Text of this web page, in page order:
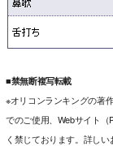
■禁無断複写転載
※オリコンランキングの著
でのご使用、Webサイト
く禁じております。詳しい